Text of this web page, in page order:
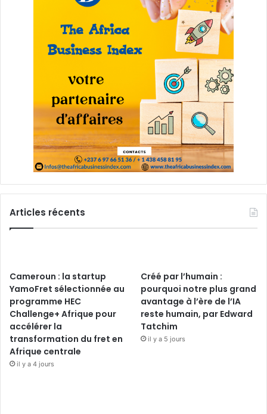
Articles récents
Cameroun : la startup
YamoFret sélectionnée au
programme HEC
Challenge+ Afrique pour
accélérer la
transformation du fret en
Afrique centrale
il y a 4 jours
Créé par l’humain :
pourquoi notre plus grand
avantage à l’ère de l’IA
reste humain, par Edward
Tatchim
il y a 5 jours